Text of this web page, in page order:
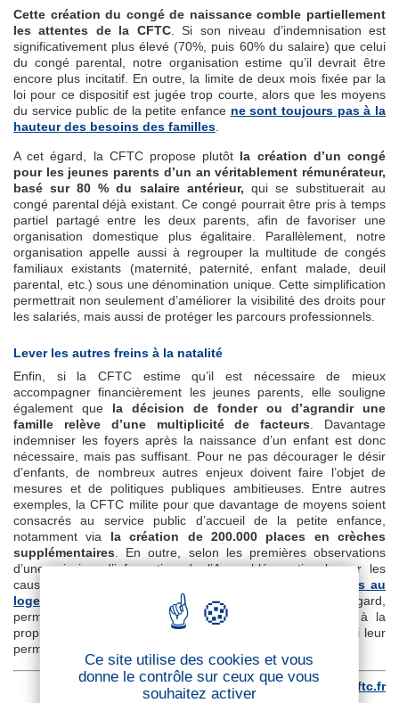
Cette création du congé de naissance comble partiellement
les attentes de la CFTC. Si son niveau d’indemnisation est
significativement plus élevé (70%, puis 60% du salaire) que celui
du congé parental, notre organisation estime qu’il devrait être
encore plus incitatif. En outre, la limite de deux mois fixée par la
loi pour ce dispositif est jugée trop courte, alors que les moyens
du service public de la petite enfance ne sont toujours pas à la
hauteur des besoins des familles
A cet égard, la CFTC propose plutôt la création d’un congé
pour les jeunes parents d’un an véritablement rémunérateur,
basé sur 80 % du salaire antérieur, qui se substituerait au
congé parental déjà existant. Ce congé pourrait être pris à temps
partiel partagé entre les deux parents, afin de favoriser une
organisation domestique plus égalitaire. Parallèlement, notre
organisation appelle aussi à regrouper la multitude de congés
familiaux existants (maternité, paternité, enfant malade, deuil
parental, etc.) sous une dénomination unique. Cette simplification
permettrait non seulement d’améliorer la visibilité des droits pour
les salariés, mais aussi de protéger les parcours professionnels.
Lever les autres freins à la natalité
Enfin, si la CFTC estime qu’il est nécessaire de mieux
accompagner financièrement les jeunes parents, elle souligne
également que la décision de fonder ou d’agrandir une
famille relève d’une multiplicité de facteurs . Davantage
indemniser les foyers après la naissance d’un enfant est donc
nécessaire, mais pas suffisant. Pour ne pas décourager le désir
d’enfants, de nombreux autres enjeux doivent faire l’objet de
mesures et de politiques publiques ambitieuses. Entre autres
exemples, la CFTC milite pour que davantage de moyens soient
consacrés au service public d’accueil de la petite enfance,
notamment via la création de 200.000 places en crèches
supplémentaires . En outre, selon les premières observations
d’une mission d’information de l’Assemblée nationale sur les
causes de la baisse de la natalité en France,
c’est l’accès au
logement qui est le premier frein à la natalité
. A cet égard,
permettre à davantage de jeunes travailleurs d’accéder à la
propriété – ou à des loyers plus accessibles – pourrait aussi leur
permettre de réaliser leur désir de parentalité.
Retrouvez cet article sur cftc.fr
Ce site utilise des cookies et vous
donne le contrôle sur ceux que vous
souhaitez activer